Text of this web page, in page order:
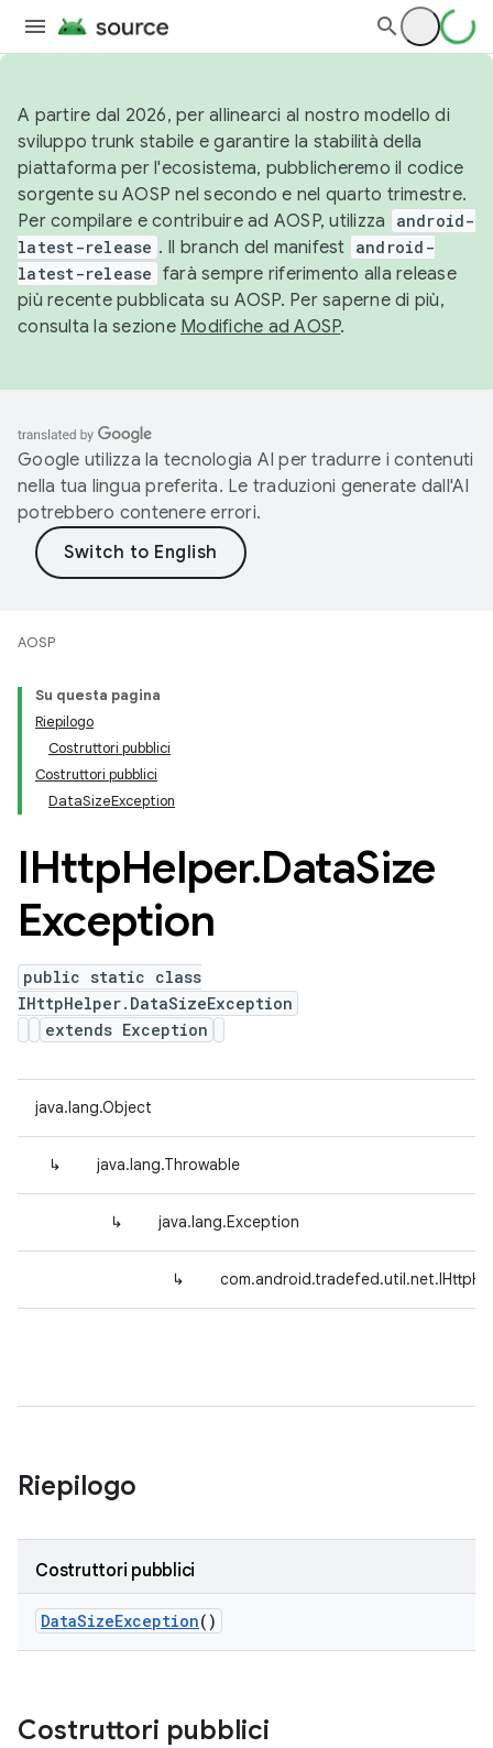
A partire dal 2026, per allinearci al nostro modello di
sviluppo trunk stabile e garantire la stabilità della
piattaforma per l'ecosistema, pubblicheremo il codice
sorgente su AOSP nel secondo e nel quarto trimestre.
Per compilare e contribuire ad AOSP, utilizza
android-
latest-release . Il branch del manifest android-
latest-release farà sempre riferimento alla release
più recente pubblicata su AOSP. Per saperne di più,
consulta la sezione Modifiche ad AOSP.
Google utilizza la tecnologia AI per tradurre i contenuti
nella tua lingua preferita. Le traduzioni generate dall'AI
potrebbero contenere errori.
AOSP
Su questa pagina
Riepilogo
Costruttori pubblici
Costruttori pubblici
DataSizeException
IHttpHelper.DataSize
Exception
public static class
IHttpHelper.DataSizeException
extends Exception
java.lang.Object
↳ java.lang.Throwable
↳ java.lang.Exception
↳
Riepilogo
Costruttori pubblici
DataSizeException()
Costruttori pubblici